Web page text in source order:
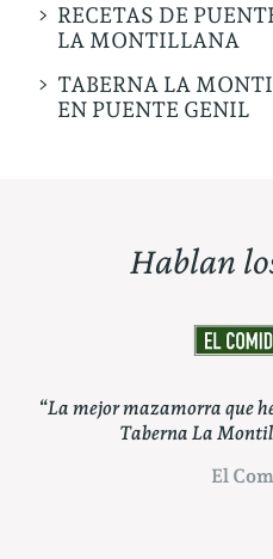
RECETAS DE
LA MONTILLANA
TABERNA LA
EN PUENTE GENIL
Hablan
mi vida es la de
“Pueden
Montillana,